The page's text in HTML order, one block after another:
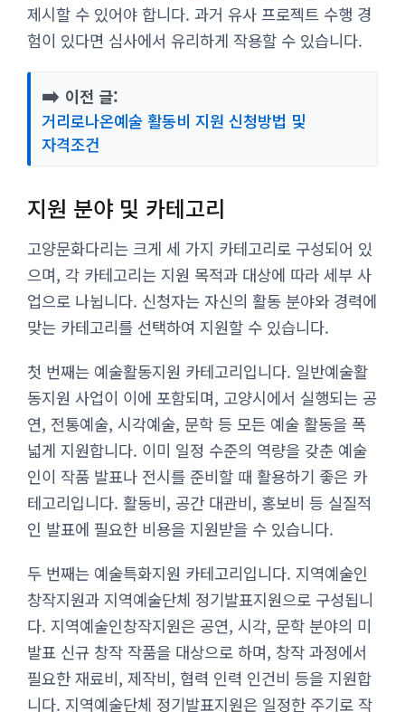
제시할 수 있어야 합니다. 과거 유사 프로젝트 수행 경
험이 있다면 심사에서 유리하게 작용할 수 있습니다.
➡️ 이전 글:
거리로나온예술 활동비 지원 신청방법 및
자격조건
지원 분야 및 카테고리
고양문화다리는 크게 세 가지 카테고리로 구성되어 있
으며, 각 카테고리는 지원 목적과 대상에 따라 세부 사
업으로 나뉩니다. 신청자는 자신의 활동 분야와 경력에
맞는 카테고리를 선택하여 지원할 수 있습니다.
첫 번째는 예술활동지원 카테고리입니다. 일반예술활
동지원 사업이 이에 포함되며, 고양시에서 실행되는 공
연, 전통예술, 시각예술, 문학 등 모든 예술 활동을 폭
넓게 지원합니다. 이미 일정 수준의 역량을 갖춘 예술
인이 작품 발표나 전시를 준비할 때 활용하기 좋은 카
테고리입니다. 활동비, 공간 대관비, 홍보비 등 실질적
인 발표에 필요한 비용을 지원받을 수 있습니다.
두 번째는 예술특화지원 카테고리입니다. 지역예술인
창작지원과 지역예술단체 정기발표지원으로 구성됩니
다. 지역예술인창작지원은 공연, 시각, 문학 분야의 미
발표 신규 창작 작품을 대상으로 하며, 창작 과정에서
필요한 재료비, 제작비, 협력 인력 인건비 등을 지원합
니다. 지역예술단체 정기발표지원은 일정한 주기로 작